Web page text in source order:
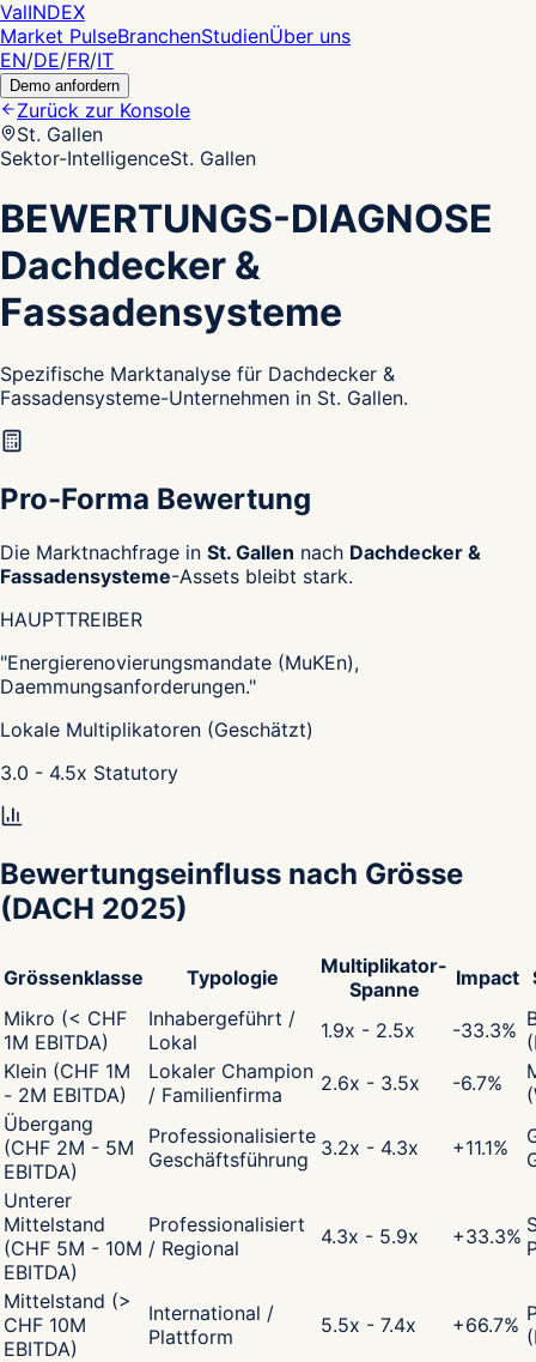
ValINDEX
Market PulseBranchenStudienÜber uns
EN/DE/FR/IT
Demo anfordern
Zurück zur Konsole
St. Gallen
Sektor-IntelligenceSt. Gallen
BEWERTUNGS-DIAGNOSE
Dachdecker &
Fassadensysteme
Spezifische Marktanalyse für Dachdecker &
Fassadensysteme-Unternehmen in St. Gallen.
Pro-Forma Bewertung
Die Marktnachfrage in St. Gallen nach Dachdecker &
Fassadensysteme-Assets bleibt stark.
HAUPTTREIBER
"Energierenovierungsmandate (MuKEn),
Daemmungsanforderungen."
Lokale Multiplikatoren (Geschätzt)
3.0 - 4.5x Statutory
Bewertungseinfluss nach Grösse
(DACH 2025)
Grössenklasse Typologie
Multiplikator-
Spanne
Impact
Mikro (< CHF
1M EBITDA)
Inhabergeführt /
Lokal
1.9x - 2.5x -33.3%
Klein (CHF 1M
- 2M EBITDA)
Lokaler Champion
/ Familienfirma
2.6x - 3.5x -6.7%
Übergang
(CHF 2M - 5M
EBITDA)
Professionalisierte
Geschäftsführung 3.2x - 4.3x +11.1%
Unterer
Mittelstand
(CHF 5M - 10M
EBITDA)
Professionalisiert
/ Regional
4.3x - 5.9x +33.3%
Mittelstand (>
CHF 10M
EBITDA)
International /
Plattform
5.5x - 7.4x +66.7%